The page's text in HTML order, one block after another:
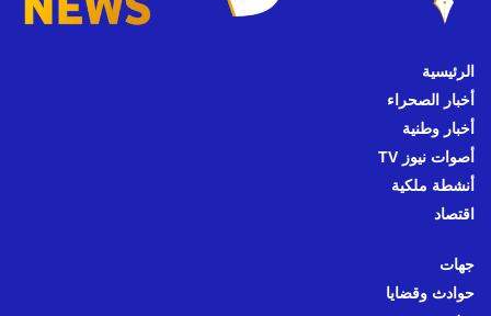
الرئيسية
أخبار الصحراء
أخبار وطنية
أصوات نيوز TV
أنشطة ملكية
اقتصاد
جهات
حوادث وقضايا